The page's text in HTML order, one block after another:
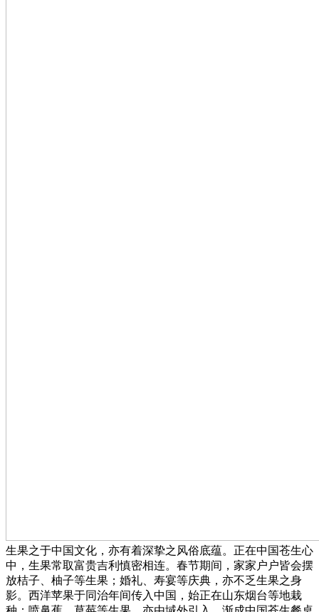
生果之于中国文化，亦有着深挚之风俗底蕴。正在中国苍生心
中，生果常取富贵吉利慎密相连。春节期间，家家户户皆会摆
放桔子、柚子等生果；婚礼、寿宴等庆典，亦不乏生果之身
影。西洋苹果于同治年间传入中国，始正在山东烟台等地栽